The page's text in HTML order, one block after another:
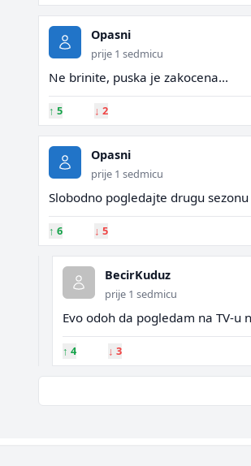
Opasni
prije 1 sedmicu
Ne brinite, puska je zakocena...
↑ 5 ↓ 2
Opasni
prije 1 sedmicu
Slobodno pogledajte drugu
↑ 6 ↓ 5
BecirKuduz
prije 1 sedmicu
Evo odoh da pogledam na TV-
↑ 4 ↓ 3